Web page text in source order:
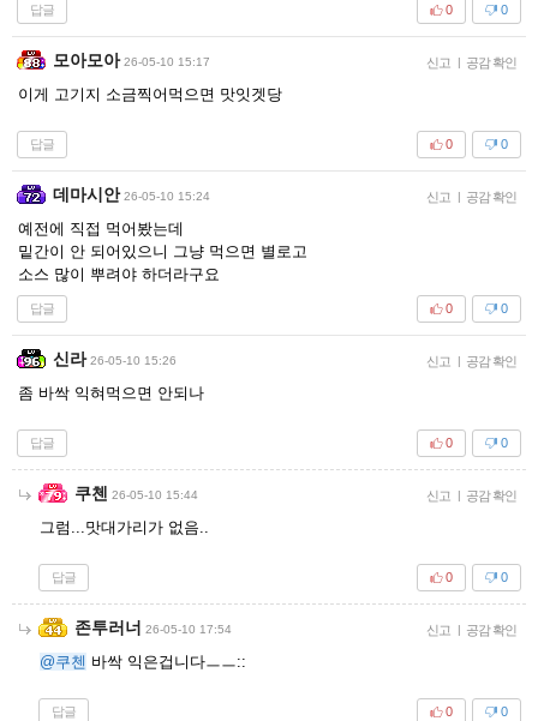
답글 0
0
모아모아 26-05-10 15:17 신고 | 공감 확인
이게 고기지 소금찍어먹으면 맛잇겟당
답글 0
0
데마시안 26-05-10 15:24 신고 | 공감 확인
예전에 직접 먹어봤는데
밑간이 안 되어있으니 그냥 먹으면 별로고
소스 많이 뿌려야 하더라구요
답글 0
0
신라 26-05-10 15:26 신고 | 공감 확인
좀 바싹 익혀먹으면 안되나
답글 0
0
쿠첸 26-05-10 15:44 신고 | 공감 확인
그럼...맛대가리가 없음..
답글 0
0
존투러너 26-05-10 17:54 신고 | 공감 확인
@쿠첸 바싹 익은겁니다ㅡㅡ::
답글 0
0